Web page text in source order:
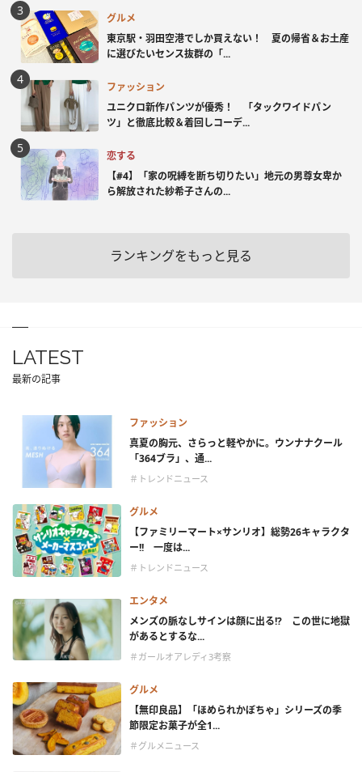
グルメ
東京駅・羽田空港でしか買えない！ 夏の帰省＆お土産
に選びたいセンス抜群の「...
ファッション
ユニクロ新作パンツが優秀！ 「タックワイドパン
ツ」と徹底比較＆着回しコーデ...
恋する
【#4】「家の呪縛を断ち切りたい」地元の男尊女卑か
ら解放された紗希子さんの...
ランキングをもっと見る
LATEST
最新の記事
ファッション
真夏の胸元、さらっと軽やかに。ウンナナクール
「364ブラ」、通...
＃トレンドニュース
グルメ
【ファミリーマート×サンリオ】総勢26キャラクタ
ー!! 一度は...
＃トレンドニュース
エンタメ
メンズの脈なしサインは顔に出る!? この世に地獄
があるとするな...
＃ガールオアレディ3考察
グルメ
【無印良品】「ほめられかぼちゃ」シリーズの季
節限定お菓子が全1...
＃グルメニュース